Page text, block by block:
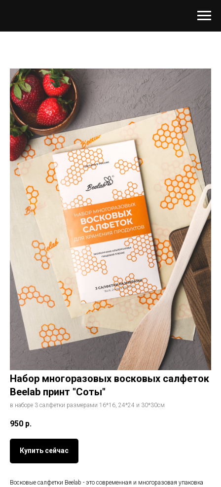
Набор многоразовых восковых салфеток
Beelab принт "Соты"
в наборе 3 салфетки размерами 16*16, 24*24 и 30*30см
950 р.
Купить сейчас
Восковые салфетки Beelab - это современная и многоразовая упаковка